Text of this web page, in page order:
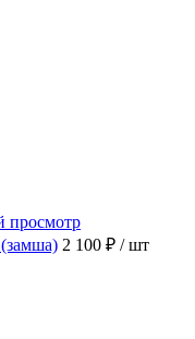
просмотр
2 100 ₽ / шт